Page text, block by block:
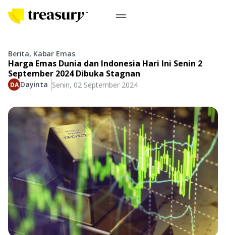
Emas Fisik
Logam Mulia
Antam, UBS
Koin Emas
Koin Nusantara, Lunar & Custom
Perhiasan
From Story
Buyback
Jual emas kamu ke Treasury
Event
Perusahaan
Gold for Good
Berkontribusi pada hal yang benar-benar berarti
#BuatMasaDepan
Green Gold
Indonesia
Indonesia
Berita, Kabar Emas
Harga Emas Dunia dan Indonesia Hari Ini Senin 2
September 2024 Dibuka Stagnan
Dayinta Senin, 02 September 2024